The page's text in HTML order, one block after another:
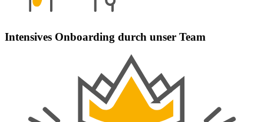
Intensives Onboarding durch unser Team